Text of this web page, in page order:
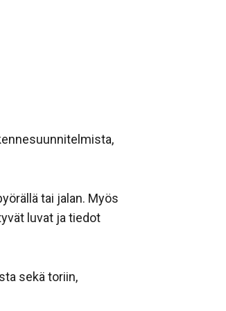
tai jalan. Myös
luvat ja tiedot
sekä toriin,